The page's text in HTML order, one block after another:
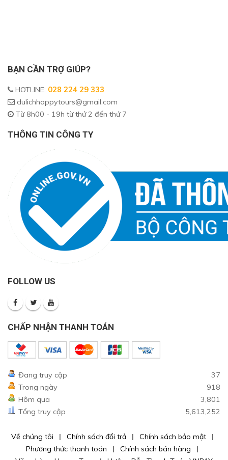
BẠN CẦN TRỢ GIÚP?
HOTLINE: 028 224 29 333
dulichhappytours@gmail.com
Từ 8h00 - 19h từ thứ 2 đến thứ 7
THÔNG TIN CÔNG TY
FOLLOW US
CHẤP NHẬN THANH TOÁN
Đang truy cập
37
Trong ngày
918
Hôm qua
3,801
Tổng truy cập
5,613,252
Về chúng tôi Chính sách đổi trả
Chính sách bảo mật
Phương thức thanh toán
Chính sách bán hàng